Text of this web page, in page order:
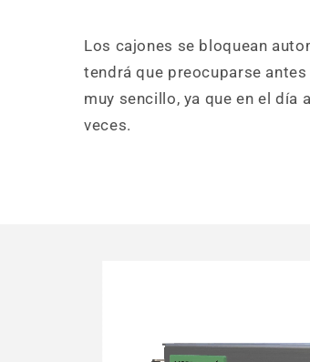
Los cajones se bloquean
tendrá que preocuparse
muy sencillo, ya que en el día
veces.